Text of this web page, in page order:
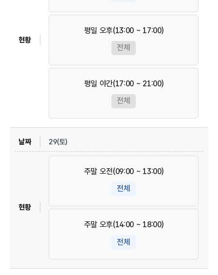
평일 오후(13:00 ~ 17:00)
전체
평일 야간(17:00 ~ 21:00)
전체
29(토)
주말 오전(09:00 ~ 13:00)
전체
주말 오후(14:00 ~ 18:00)
전체